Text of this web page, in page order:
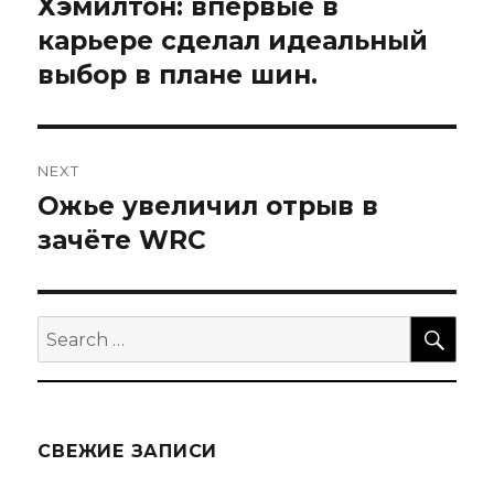
записям
Previous
post:
Хэмилтон: впервые в
карьере сделал идеальный
выбор в плане шин.
NEXT
Next
post:
Ожье увеличил отрыв в
зачёте WRC
Search
for:
СВЕЖИЕ ЗАПИСИ